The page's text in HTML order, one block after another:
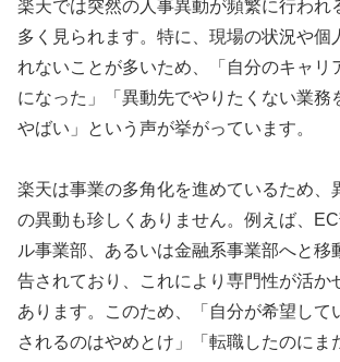
楽天では突然の人事異動が頻繁に行われ
多く見られます。特に、現場の状況や個
れないことが多いため、「自分のキャリ
になった」「異動先でやりたくない業務
やばい」という声が挙がっています。
楽天は事業の多角化を進めているため、
の異動も珍しくありません。例えば、
ル事業部、あるいは金融系事業部へと移
告されており、これにより専門性が活か
あります。このため、「自分が希望して
されるのはやめとけ」「転職したのにま